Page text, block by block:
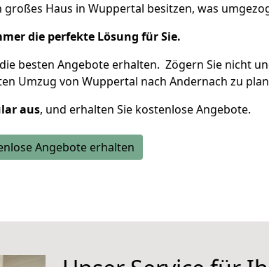
Haus in Wuppertal besitzen, was
die perfekte Lösung für Sie.
besten Angebote erhalten. Zögern Sie nicht
Umzug von Wuppertal nach Andernach zu
aus, und erhalten Sie kostenlose Angebote.
Angebote erhalten